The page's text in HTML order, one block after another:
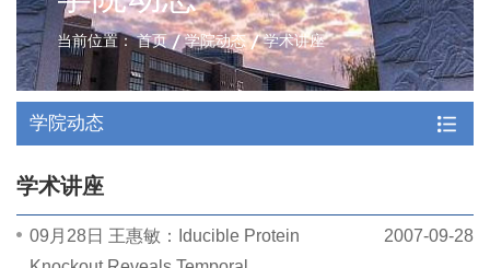
当前位置：首页 学院动态 学术讲座
学院动态
学术讲座
09月28日 王惠敏：Iducible Protein
2007-09-28